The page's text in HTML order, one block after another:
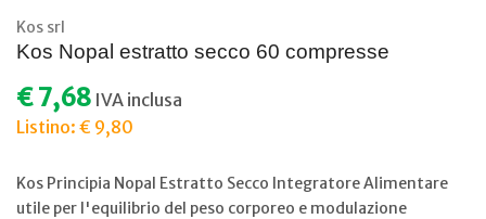
Kos srl
Kos Nopal estratto secco 60 compresse
€ 7,68 IVA inclusa
Listino: € 9,80
Kos Principia Nopal Estratto Secco Integratore Alimentare
utile per l'equilibrio del peso corporeo e modulazione